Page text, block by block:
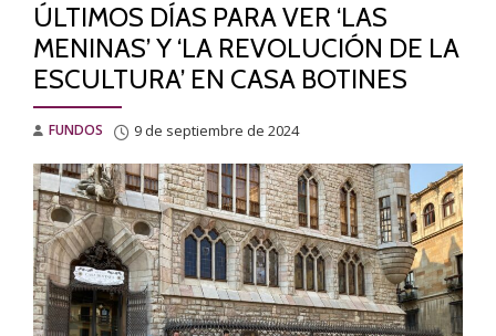
ÚLTIMOS DÍAS PARA VER ‘LAS
MENINAS’ Y ‘LA REVOLUCIÓN DE LA
ESCULTURA’ EN CASA BOTINES
FUNDOS 9 de septiembre de 2024